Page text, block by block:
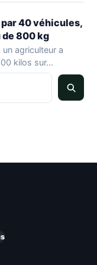
40 véhicules,
de 800 kg
un agriculteur a
kilos sur…